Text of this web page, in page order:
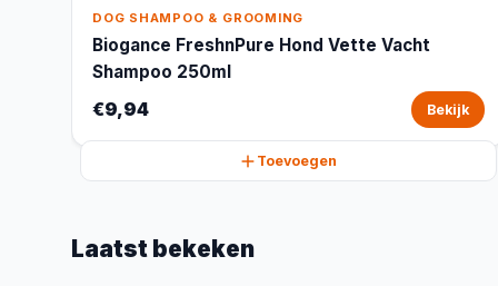
DOG SHAMPOO & GROOMING
Biogance FreshnPure Hond Vette Vacht
Shampoo 250ml
€9,94 Bekijk
Toevoegen
Laatst bekeken